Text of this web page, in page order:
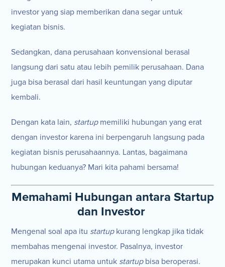
investor yang siap memberikan dana segar untuk
kegiatan bisnis.
Sedangkan, dana perusahaan konvensional berasal
langsung dari satu atau lebih pemilik perusahaan. Dana
juga bisa berasal dari hasil keuntungan yang diputar
kembali.
Dengan kata lain, startupmemiliki hubungan yang erat
dengan investor karena ini berpengaruh langsung pada
kegiatan bisnis perusahaannya. Lantas, bagaimana
hubungan keduanya? Mari kita pahami bersama!
Memahami Hubungan antara Startup
dan Investor
Mengenal soal apa itu startupkurang lengkap jika tidak
membahas mengenai investor. Pasalnya, investor
merupakan kunci utama untuk startupbisa beroperasi.